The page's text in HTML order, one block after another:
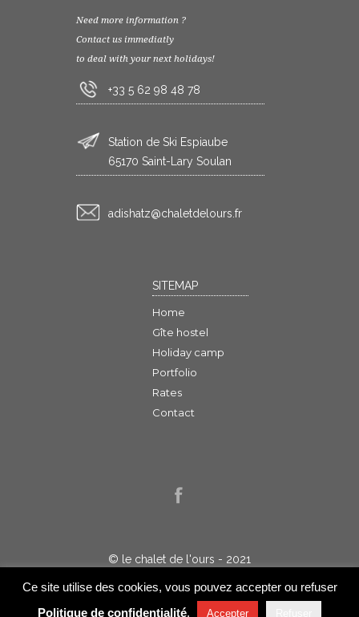
Need more information ?
Contact us immediatly
to deal with your next holidays!
+33 5 62 98 48 78
Station de Ski Espiaube
65170 Saint-Lary Soulan
rf.sruoledtelahc@ztahsida
SITEMAP
Home
Gîte hostel
Holiday camp
Portfolio
Rates
Contact
© le chalet de l'ours - 2021
Réalisation : Jelakart
Ce site utilise des cookies, vous pouvez accepter ou refuser
Politique de confidentialité. Accepter